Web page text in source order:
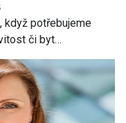
když potřebujeme
či byt…